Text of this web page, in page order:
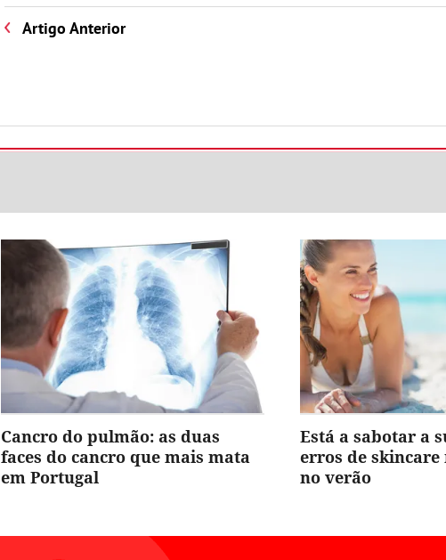
Artigo Anterior
Cancro do pulmão: as duas
faces do cancro que mais mata
em Portugal
Está a sabotar a
erros de skincare
no verão